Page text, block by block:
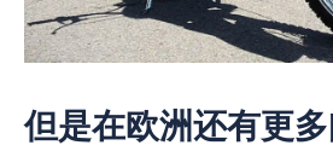
但是在欧洲还有更